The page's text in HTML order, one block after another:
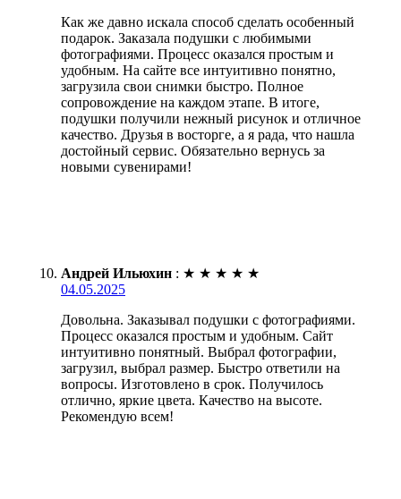
Как же давно искала способ сделать особенный
подарок. Заказала подушки с любимыми
фотографиями. Процесс оказался простым и
удобным. На сайте все интуитивно понятно,
загрузила свои снимки быстро. Полное
сопровождение на каждом этапе. В итоге,
подушки получили нежный рисунок и отличное
качество. Друзья в восторге, а я рада, что нашла
достойный сервис. Обязательно вернусь за
новыми сувенирами!
Андрей Ильюхин : ★ ★ ★ ★ ★
04.05.2025
Довольна. Заказывал подушки с фотографиями.
Процесс оказался простым и удобным. Сайт
интуитивно понятный. Выбрал фотографии,
загрузил, выбрал размер. Быстро ответили на
вопросы. Изготовлено в срок. Получилось
отлично, яркие цвета. Качество на высоте.
Рекомендую всем!